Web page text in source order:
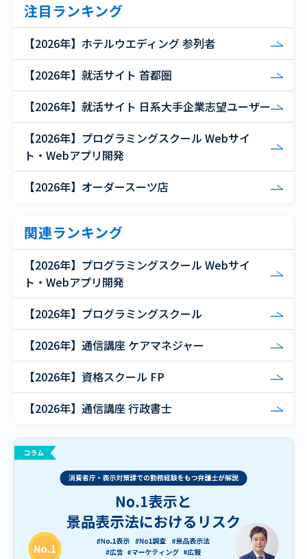
注目ランキング
【2026年】ホテルウエディング 参列者
【2026年】就活サイト 首都圏
【2026年】就活サイト 日系大手企業志望ユーザー
【2026年】プログラミングスクール Webサイ
ト・Webアプリ開発
【2026年】オーダースーツ店
関連ランキング
【2026年】プログラミングスクール Webサイ
ト・Webアプリ開発
【2026年】プログラミングスクール
【2026年】通信講座 ケアマネジャー
【2026年】資格スクール FP
【2026年】通信講座 行政書士